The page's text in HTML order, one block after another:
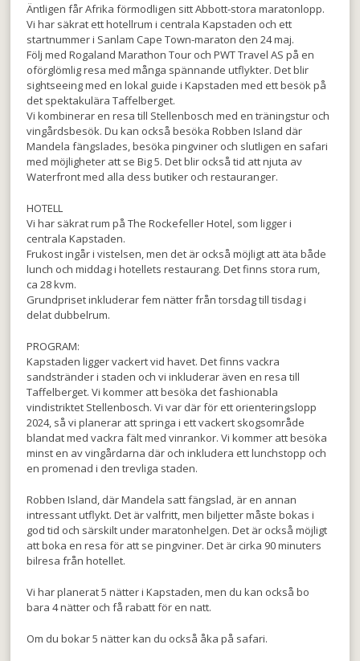
Äntligen får Afrika förmodligen sitt Abbott-stora maratonlopp.
Vi har säkrat ett hotellrum i centrala Kapstaden och ett
startnummer i Sanlam Cape Town-maraton den 24 maj.
Följ med Rogaland Marathon Tour och PWT Travel AS på en
oförglömlig resa med många spännande utflykter. Det blir
sightseeing med en lokal guide i Kapstaden med ett besök på
det spektakulära Taffelberget.
Vi kombinerar en resa till Stellenbosch med en träningstur och
vingårdsbesök. Du kan också besöka Robben Island där
Mandela fängslades, besöka pingviner och slutligen en safari
med möjligheter att se Big 5. Det blir också tid att njuta av
Waterfront med alla dess butiker och restauranger.
HOTELL
Vi har säkrat rum på The Rockefeller Hotel, som ligger i
centrala Kapstaden.
Frukost ingår i vistelsen, men det är också möjligt att äta både
lunch och middag i hotellets restaurang. Det finns stora rum,
ca 28 kvm.
Grundpriset inkluderar fem nätter från torsdag till tisdag i
delat dubbelrum.
PROGRAM:
Kapstaden ligger vackert vid havet. Det finns vackra
sandstränder i staden och vi inkluderar även en resa till
Taffelberget. Vi kommer att besöka det fashionabla
vindistriktet Stellenbosch. Vi var där för ett orienteringslopp
2024, så vi planerar att springa i ett vackert skogsområde
blandat med vackra fält med vinrankor. Vi kommer att besöka
minst en av vingårdarna där och inkludera ett lunchstopp och
en promenad i den trevliga staden.
Robben Island, där Mandela satt fängslad, är en annan
intressant utflykt. Det är valfritt, men biljetter måste bokas i
god tid och särskilt under maratonhelgen. Det är också möjligt
att boka en resa för att se pingviner. Det är cirka 90 minuters
bilresa från hotellet.
Vi har planerat 5 nätter i Kapstaden, men du kan också bo
bara 4 nätter och få rabatt för en natt.
Om du bokar 5 nätter kan du också åka på safari.